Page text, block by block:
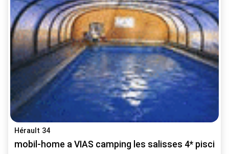
Hérault 34
mobil-home a VIAS camping les salisses 4*